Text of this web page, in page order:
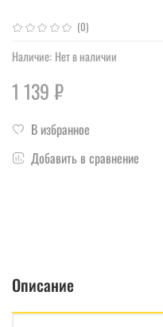
(0)
Наличие: Нет в наличии
1 139 ₽
В избранное
Добавить в сравнение
Описание